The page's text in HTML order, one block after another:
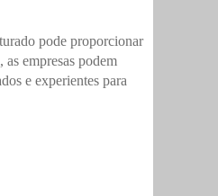
pode proporcionar
empresas podem
e experientes para